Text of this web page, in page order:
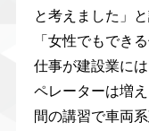
と考えました」と
「女性でもでき
仕事が建設業に
ペレーターは増
間の講習で車両